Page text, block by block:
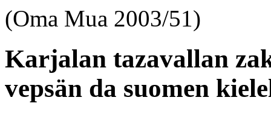
(Oma Mua 2003/51)
Karjalan tazavallan
vepsän da suomen